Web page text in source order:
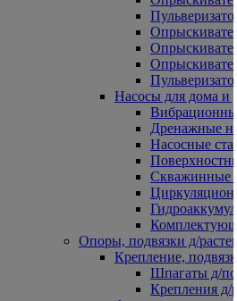
Насосы для дома и
Дренажные
Насосные
Скважинные
Опоры, подвязки д/
Крепление,
Шпагаты д/
Крепления д/